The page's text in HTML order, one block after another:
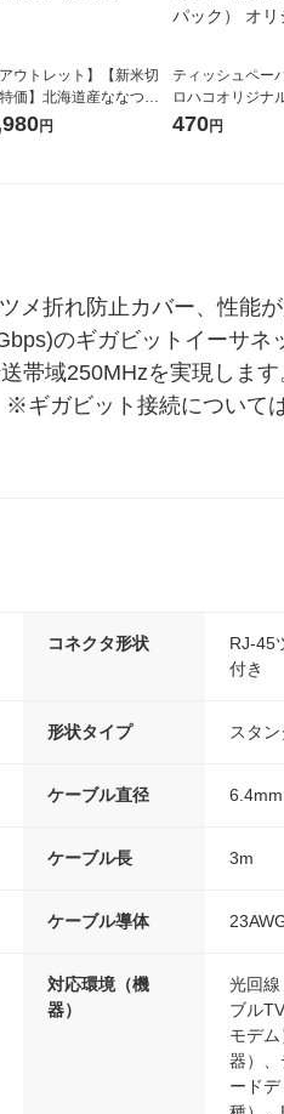
アウトレット】【新米切
価】北海道産ななつぼ
洗米 5kg 1袋 令和7年産
円
ティッシュペー
ロハコオリジナ
ックティッシュ
470円
折れ防止カバー、性能
のギガビットイーサネ
帯域250MHzを実現しま
ギガビット接続について
コネクタ形状
RJ-45
付き
形状タイプ スタ
ケーブル直径 6.4mm
ケーブル長 3m
ケーブル導体
対応環境（機
器）
光回
ブル
モデ
器）
ード